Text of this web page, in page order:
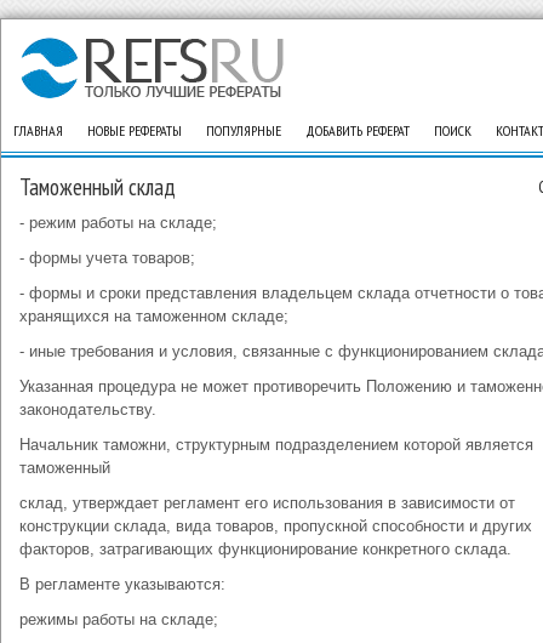
ГЛАВНАЯ НОВЫЕ РЕФЕРАТЫ ПОПУЛЯРНЫЕ ДОБАВИТЬ РЕФЕРАТ ПОИСК
Таможенный склад
- режим работы на складе;
- формы учета товаров;
- формы и сроки представления владельцем склада отчетности о
хранящихся на таможенном складе;
- иные требования и условия, связанные с функционированием
Указанная процедура не может противоречить Положению и
законодательству.
Начальник таможни, структурным подразделением которой является
таможенный
склад, утверждает регламент его использования в зависимости от
конструкции склада, вида товаров, пропускной способности и других
факторов, затрагивающих функционирование конкретного склада.
В регламенте указываются:
режимы работы на складе;